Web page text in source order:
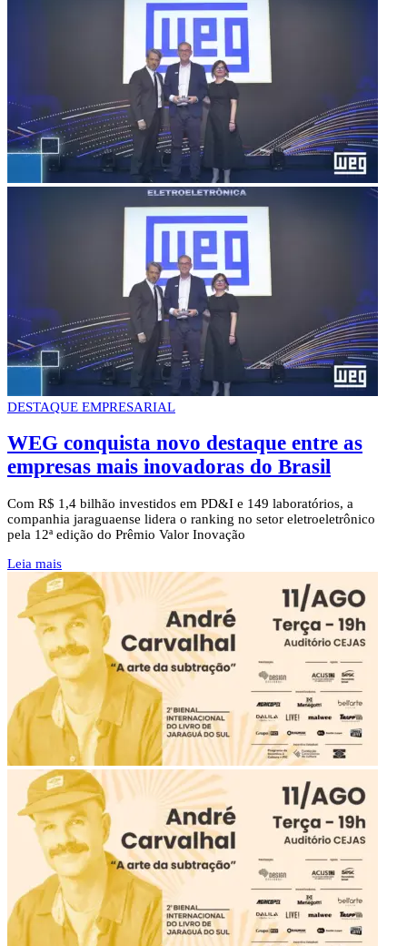
DESTAQUE EMPRESARIAL
WEG conquista novo destaque entre as
empresas mais inovadoras do Brasil
Com R$ 1,4 bilhão investidos em PD&I e 149 laboratórios, a
companhia jaraguaense lidera o ranking no setor eletroeletrônico
pela 12ª edição do Prêmio Valor Inovação
Leia mais